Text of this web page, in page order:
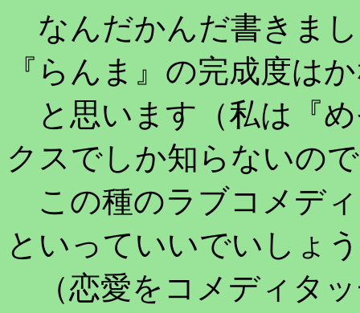
なんだかんだ書きま
『らんま』の完成度は
と思います（私は『
クスでしか知らないの
この種のラブコメデ
といっていいでいしょ
（恋愛をコメディタ